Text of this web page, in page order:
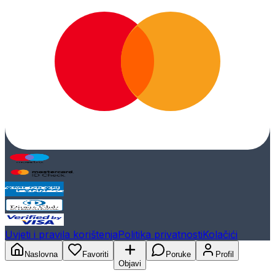
Uvjeti i pravila korištenjaPolitika privatnostiKolačići
Naslovna
Favoriti
Objavi
Poruke Profil